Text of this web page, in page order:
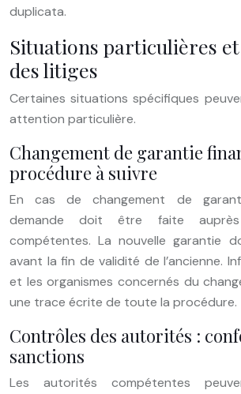
duplicata.
Situations particulières
des litiges
Certaines situations spécifiques
attention particulière.
Changement de garantie
procédure à suivre
En cas de changement de
demande doit être faite
compétentes. La nouvelle garantie
avant la fin de validité de l’ancienne.
et les organismes concernés du
une trace écrite de toute la procédure.
Contrôles des autorités :
sanctions
Les autorités compétentes